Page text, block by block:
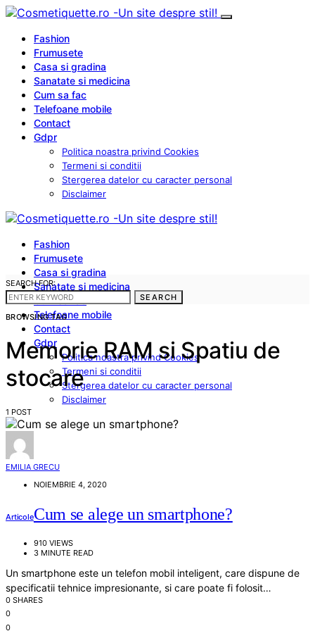
Fashion
Frumusete
Casa si gradina
Sanatate si medicina
Cum sa fac
Telefoane mobile
Contact
Gdpr
Politica noastra privind Cookies
Termeni si conditii
Stergerea datelor cu caracter personal
Disclaimer
Fashion
Frumusete
Casa si gradina
Sanatate si medicina
Cum sa fac
Telefoane mobile
Contact
Gdpr
Politica noastra privind Cookies
Termeni si conditii
Stergerea datelor cu caracter personal
Disclaimer
SEARCH FOR:
SEARCH
BROWSING TAG
Memorie RAM si Spatiu de
stocare
1 POST
EMILIA GRECU
NOIEMBRIE 4, 2020
ArticoleCum se alege un smartphone?
910 VIEWS
3 MINUTE READ
Un smartphone este un telefon mobil inteligent, care dispune de
specificatii tehnice impresionante, si care poate fi folosit…
0 SHARES
0
0